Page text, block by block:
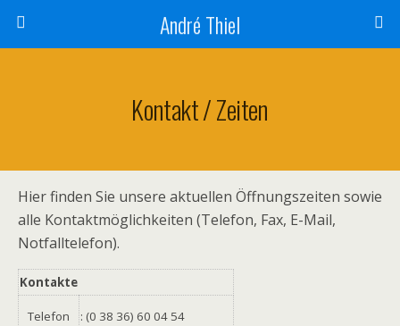
André Thiel
Kontakt / Zeiten
Hier finden Sie unsere aktuellen Öffnungszeiten sowie
alle Kontaktmöglichkeiten (Telefon, Fax, E-Mail,
Notfalltelefon).
Kontakte
Telefon : (0 38 36) 60 04 54